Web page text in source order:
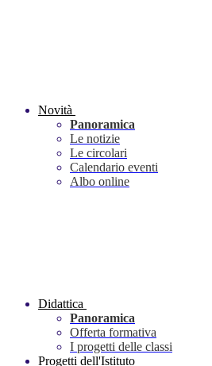
Novità
Panoramica
Le notizie
Le circolari
Calendario eventi
Albo online
Didattica
Panoramica
Offerta formativa
I progetti delle classi
Progetti dell'Istituto